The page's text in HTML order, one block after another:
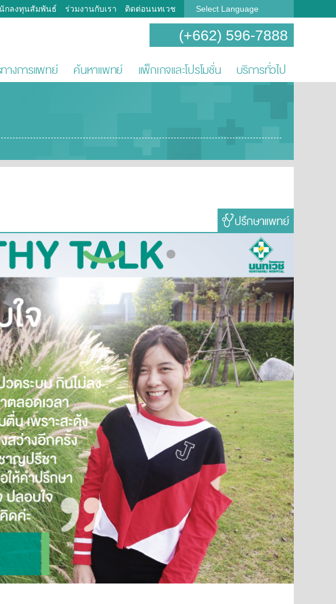
Select Language
กลงทุนสัมพันธ์ ร่วมงานกับเรา ติดต่อนนทเวช
(+662) 596-7888
างการแพทย์ ค้นหาแพทย์ แพ็กเกจและโปรโมชั่น บริการทั่วไป